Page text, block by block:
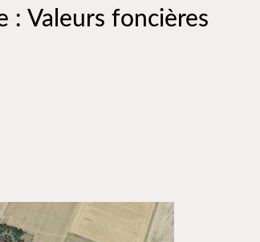
: Valeurs foncières